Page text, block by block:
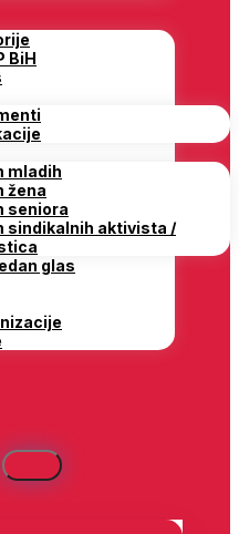
BiH
mladih
žena
seniora
sindikalnih aktivista /
glas